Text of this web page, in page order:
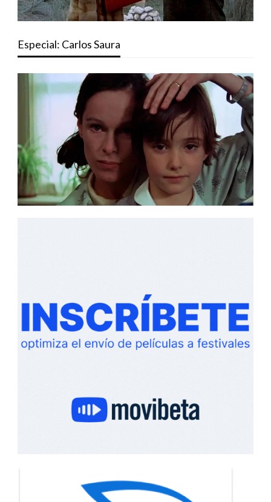
Especial: Carlos Saura